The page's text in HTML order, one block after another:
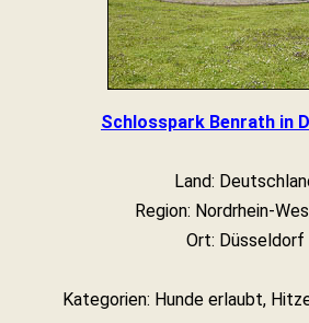
Schlosspark Benrath in
Land:
Region: Nordrhein-
Ort: Düsseldorf
Kategorien: Hunde erlaubt,